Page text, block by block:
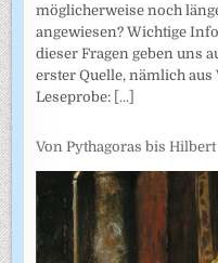
möglicherweise noch
angewiesen? Wichtige
dieser Fragen geben uns
erster Quelle, nämlich
Leseprobe: [...]
Von Pythagoras bis Hilbert